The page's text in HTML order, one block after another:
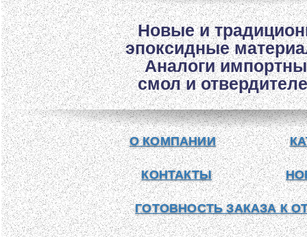
Новые и
эпоксидные
Аналоги
смол и
О КОМПАНИИ
КОНТАКТЫ
ГОТОВНОСТЬ ЗАКАЗА К